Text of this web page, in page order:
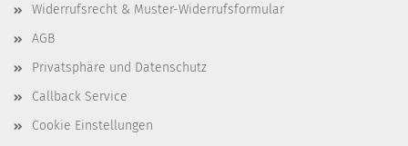
Widerrufsrecht & Muster-Widerrufsformular
AGB
Privatsphäre und Datenschutz
Callback Service
Cookie Einstellungen